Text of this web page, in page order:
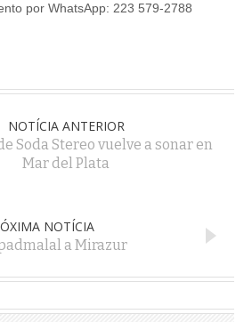
por WhatsApp: 223 579-2788
NOTÍCIA ANTERIOR
Soda Stereo vuelve a sonar en
Mar del Plata
NOTÍCIA
a Mirazur